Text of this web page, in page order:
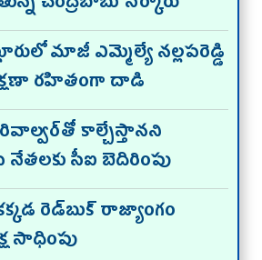
మాజీ ఎమ్మెల్యే నల్లపరెడ్డి
రహితంగా దాడి
కాల్చేస్తానని
సీఐ బెదిరింపు
రెడ్‌బుక్‌ రాజ్యాంగం
సాధింపు